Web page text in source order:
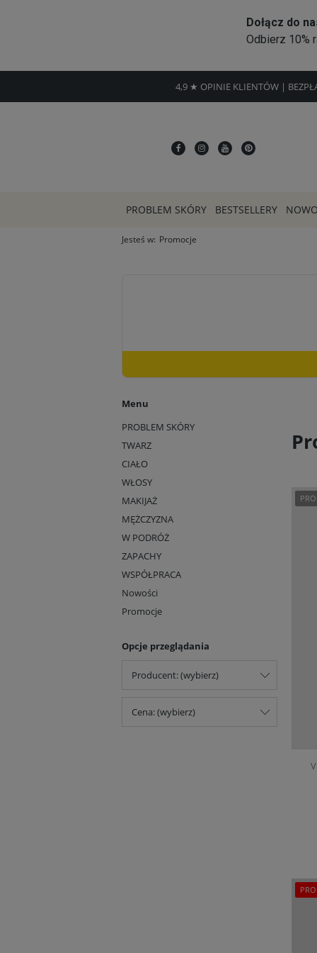
4,9 ★ OPINIE KLIENTÓW |
PROBLEM SKÓRY BESTSELLERY
Jesteś w: Promocje
Menu
PROBLEM SKÓRY
TWARZ
CIAŁO
WŁOSY
MAKIJAŻ
MĘŻCZYZNA
W PODRÓŻ
ZAPACHY
WSPÓŁPRACA
Nowości
Promocje
Opcje przeglądania
Producent: (wybierz)
Cena: (wybierz)